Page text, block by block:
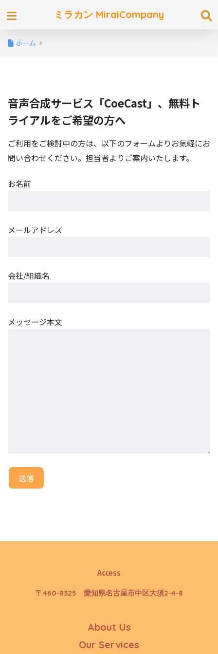
ミラカン MiraiCompany
ホーム
音声合成サービス「CoeCast」、無料ト
ライアルをご希望の方へ
ご利用をご検討中の方は、以下のフォームよりお気軽にお
問い合わせください。担当者よりご案内いたします。
お名前
メールアドレス
会社/組織名
メッセージ本文
Access
〒460-8325 愛知県名古屋市中区大須2-4-8
About Us
Our Services